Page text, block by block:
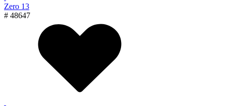
Zero 13
# 48647